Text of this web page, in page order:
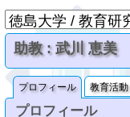
助教 : 武川 恵美
プロフィール 教育活動
プロフィール